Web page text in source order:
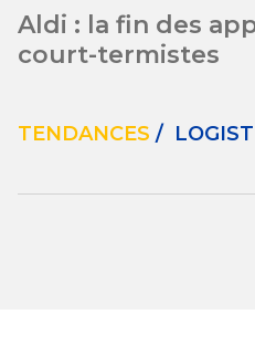
Aldi : la fin des
court-termistes
TENDANCES /